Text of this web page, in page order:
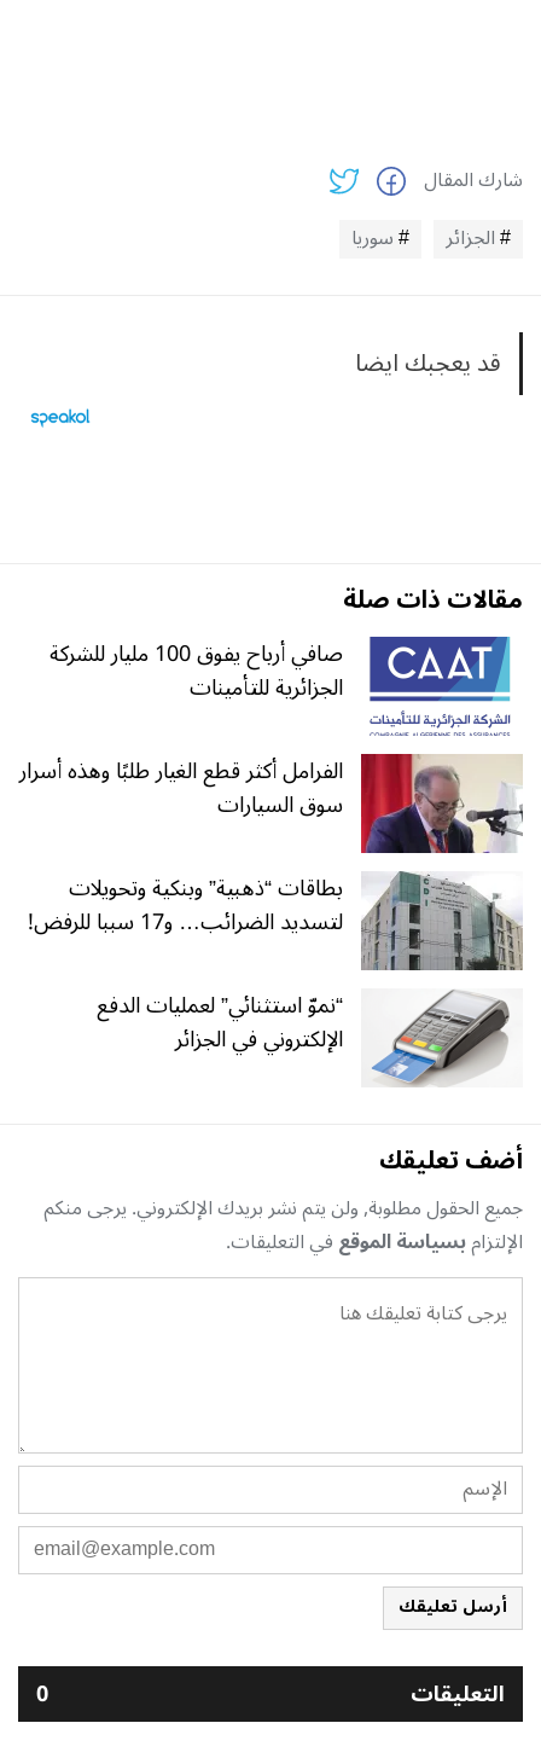
شارك المقال
الجزائر
سوريا
قد يعجبك ايضا
مقالات ذات صلة
صافي أرباح يفوق 100 مليار للشركة
الجزائرية للتأمينات
الفرامل أكثر قطع الغيار طلبًا وهذه أسرار
سوق السيارات
بطاقات “ذهبية” وبنكية وتحويلات
لتسديد الضرائب… و17 سببا للرفض!
“نموّ استثنائي” لعمليات الدفع
الإلكتروني في الجزائر
أضف تعليقك
جميع الحقول مطلوبة, ولن يتم نشر بريدك الإلكتروني. يرجى منكم
الإلتزامبسياسة الموقعفي التعليقات.
أرسل تعليقك
التعليقات 0